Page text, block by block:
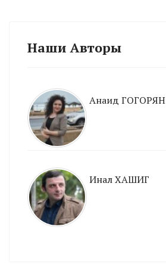
Наши Авторы
Анаид ГОГОРЯН
Инал ХАШИГ